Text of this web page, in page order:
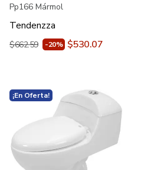
Pp166 Mármol
Tendenzza
$662.59 -20% $530.07
¡En Oferta!